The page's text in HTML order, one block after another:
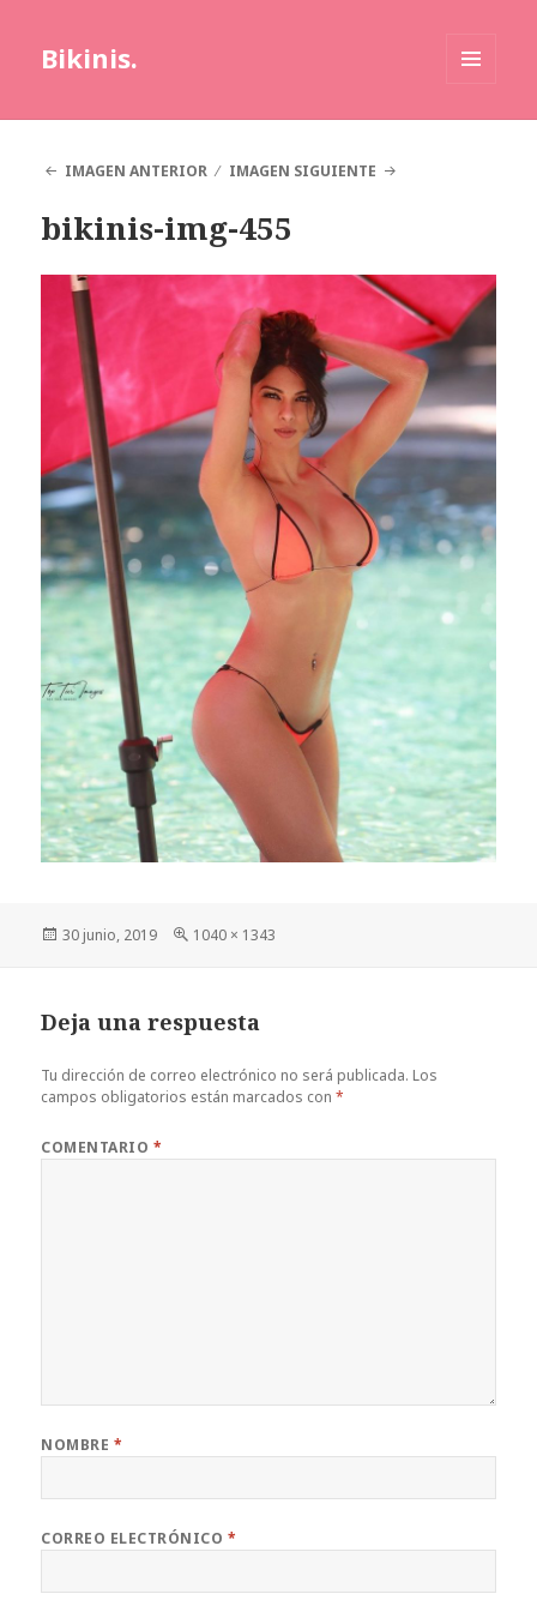
Bikinis.
IMAGEN ANTERIOR
IMAGEN SIGUIENTE
bikinis-img-455
Publicado
30 junio, 2019
Tamaño
1040 × 1343
Deja una respuesta
Tu dirección de correo electrónico no será publicada. Los
campos obligatorios están marcados con*
COMENTARIO *
NOMBRE *
CORREO ELECTRÓNICO *